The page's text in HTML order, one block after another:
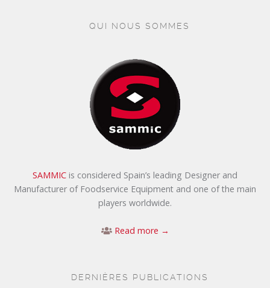
QUI NOUS SOMMES
SAMMIC is considered Spain’s leading Designer and
Manufacturer of Foodservice Equipment and one of the main
players worldwide.
Read more →
DERNIÈRES PUBLICATIONS